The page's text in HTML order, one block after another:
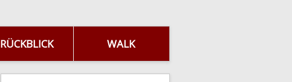
RÜCKBLICK WALK